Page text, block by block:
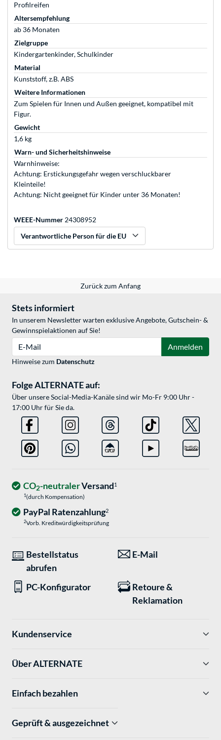
Profilreifen
Altersempfehlung
ab 36 Monaten
Zielgruppe
Kindergartenkinder, Schulkinder
Material
Kunststoff, z.B. ABS
Weitere Informationen
Zum Spielen für Innen und Außen geeignet, kompatibel mit
Figur.
Gewicht
1,6 kg
Warn- und Sicherheitshinweise
Warnhinweise:
Achtung: Erstickungsgefahr wegen verschluckbarer
Kleinteile!
Achtung: Nicht geeignet für Kinder unter 36 Monaten!
WEEE-Nummer 24308952
Verantwortliche Person für die EU
Zurück zum Anfang
Stets informiert
In unserem Newsletter warten exklusive Angebote, Gutschein- &
Gewinnspielaktionen auf Sie!
Anmelden
Hinweise zum Datenschutz
Folge ALTERNATE auf:
Über unsere Social-Media-Kanäle sind wir Mo-Fr 9:00 Uhr -
17:00 Uhr für Sie da.
CO2-neutralerVersand1
1(durch Kompensation)
PayPal Ratenzahlung2
2Vorb. Kreditwürdigkeitsprüfung
Bestellstatus
abrufen
E-Mail
PC-Konfigurator
Retoure &
Reklamation
Kundenservice
Über ALTERNATE
Einfach bezahlen
Geprüft & ausgezeichnet